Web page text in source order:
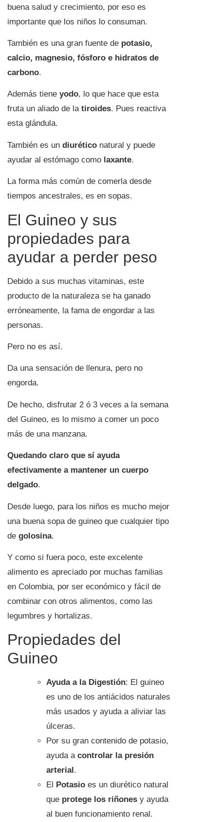
buena salud y crecimiento, por eso es
importante que los niños lo consuman.
También es una gran fuente de potasio,
calcio, magnesio, fósforo e hidratos de
carbono.
Además tiene yodo, lo que hace que esta
fruta un aliado de la tiroides. Pues reactiva
esta glándula.
También es un diurético natural y puede
ayudar al estómago como laxante.
La forma más común de comerla desde
tiempos ancestrales, es en sopas.
El Guineo y sus
propiedades para
ayudar a perder peso
Debido a sus muchas vitaminas, este
producto de la naturaleza se ha ganado
erróneamente, la fama de engordar a las
personas.
Pero no es así.
Da una sensación de llenura, pero no
engorda.
De hecho, disfrutar 2 ó 3 veces a la semana
del Guineo, es lo mismo a comer un poco
más de una manzana.
Quedando claro que sí ayuda
efectivamente a mantener un cuerpo
delgado.
Desde luego, para los niños es mucho mejor
una buena sopa de guineo que cualquier tipo
de golosina.
Y como si fuera poco, este excelente
alimento es apreciado por muchas familias
en Colombia, por ser económico y fácil de
combinar con otros alimentos, como las
legumbres y hortalizas.
Propiedades del
Guineo
Ayuda a la Digestión: El guineo
es uno de los antiácidos naturales
más usados y ayuda a aliviar las
úlceras.
Por su gran contenido de potasio,
ayuda a controlar la presión
arterial .
El
Potasio es un diurético natural
que protege los riñones y ayuda
al buen funcionamiento renal.